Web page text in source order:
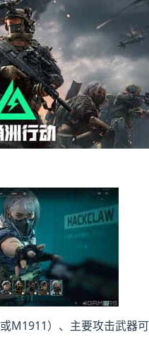
）、主要攻击武器